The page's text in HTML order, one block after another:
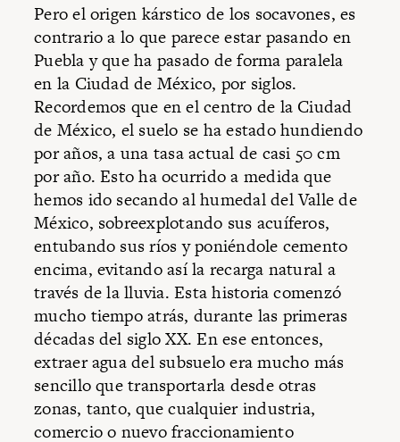
Pero el origen kárstico de los socavones, es
contrario a lo que parece estar pasando en
Puebla y que ha pasado de forma paralela
en la Ciudad de México, por siglos.
Recordemos que en el centro de la Ciudad
de México, el suelo se ha estado hundiendo
por años, a una tasa actual de casi 50 cm
por año. Esto ha ocurrido a medida que
hemos ido secando al humedal del Valle de
México, sobreexplotando sus acuíferos,
entubando sus ríos y poniéndole cemento
encima, evitando así la recarga natural a
través de la lluvia. Esta historia comenzó
mucho tiempo atrás, durante las primeras
décadas del siglo XX. En ese entonces,
extraer agua del subsuelo era mucho más
sencillo que transportarla desde otras
zonas, tanto, que cualquier industria,
comercio o nuevo fraccionamiento